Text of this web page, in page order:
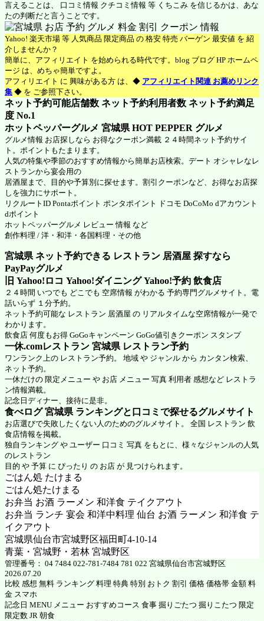
言えることは、 口コミ情報 クチコミ情報 等 くちこみ を信じるかは、あな
たの判断だと言うことです。
Yahoo! 楽天市場 等 人気商品 限定商品 の 格安 特売 バーゲン 最安値 を 紹
介しませんか？
簡単に、アフィリエイト を始められる時代です。blog ブログ HP ホームペ
ージ は、めちゃ簡単ですよ。
アフィリエイト に 興味がある方 は、◆ アフィリエイト関連 お薦めリンク
集 ◆ を ご参照下さい。
ネット予約可能店舗数 ネット予約利用者数 ネット予約満足
度 No.1
ホットペッパーグルメ 宮城県 HOT PEPPER グルメ
グルメ情報 お店探しなら お得なクーポン満載 ２４時間ネット予約サイ
ト。ポイントもたまります。
人気の特集や季節のおすすめ情報から簡単お店検索。デート オシャレなレ
ストランから宴会用の
居酒屋まで、目的や予算別に探せます。割引クーポンなど、お得なお店探
しを強力にサポート。
リクルートID Pontaポイント ポンタポイント ドコモ DoCoMo dアカウント
dポイント
ホットペッパーグルメ レビュー 情報 など
創作料理 / 洋・和洋・各国料理・その他
宮城県 ネット予約できる レストラン 居酒屋 探すなら
PayPayグルメ
旧 Yahoo!ロコ Yahoo!ダイニング Yahoo!予約 飲食店
２４時間 いつでも どこでも 空席情報 がわかる 予約専門グルメサイト。電
話いらず １分予約。
ネット予約可能な レストラン 居酒屋 の リアルタイムな空席情報が一発で
わかります。
飲食店 何度もお得 GoGoキャンペーン GoGo値引きクーポン スタンプ
一休.comレストラン 宮城県 レストラン予約
ワンランク上の レストラン予約。 地域 や ジャンル から カンタン検索、
ネット予約。
一休だけの 限定メニュー や お店 メニュー 写真 利用者 感想など レストラ
ン情報満載。
記念日ディナー、接待に是非。
食べログ 宮城県 ランキングと口コミで探せるグルメサイト
お店選びで失敗したくない人のためのグルメサイト。 全国 レストラン 飲
食店情報を掲載。
独自ランキング や ユーザー 口コミ 写真 をもとに、様々なジャンルの人気
のレストラン
目的 や 予算 に ぴったり の お店 が 見つけられます。
ごはん処 たけまる
ごはん処たけまる
お弁当 お酒 ラーメン 和洋食 テイクアウト
お弁当 ランチ 宴会 和洋中料理 仙台 お酒 ラーメン 和洋食 テ
イクアウト
宮城県仙台市宮城野区福田町4-10-14
青葉・宮城野・若林 宮城野区
管理番号： 04 7484 022-781-7484 781 022 宮城県仙台市宮城野区
2026.07.20
比較 感想 無料 ランキング 料理 特典 特別 おトク 割引 価格 価格帯 金額 料
金 スマホ
記念日 MENU メニュー おすすめコース 食事 掘りごたつ 掘りこたつ 限定
限定数 JR 朝食